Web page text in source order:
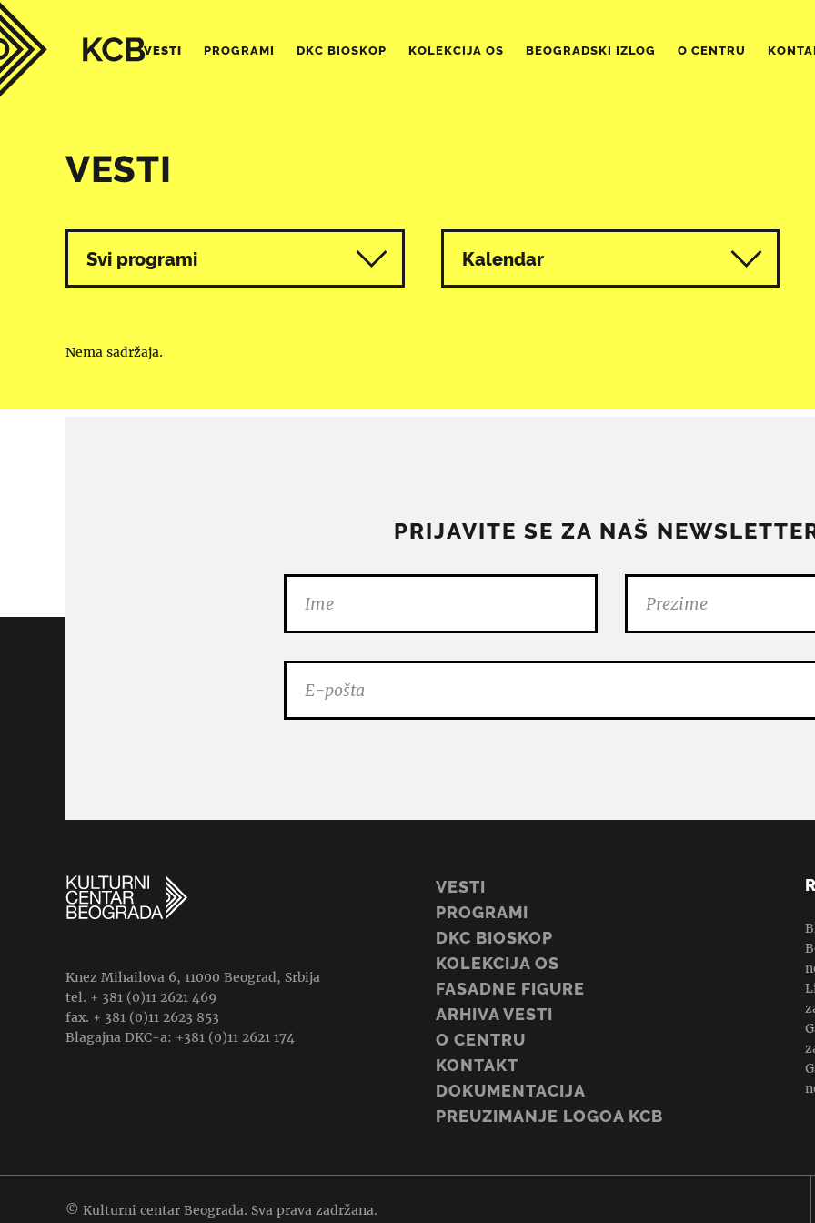
VESTI PROGRAMI DKC BIOSKOP KOLEKCIJA OS BEOGRADSKI IZLOG O CENTRU
VESTI
Svi programi Kalendar
Nema sadržaja.
PRIJAVITE SE ZA NAŠ
Knez Mihailova 6, 11000 Beograd, Srbija
tel. + 381 (0)11 2621 469
fax. + 381 (0)11 2623 853
Blagajna DKC-a: +381 (0)11 2621 174
VESTI
PROGRAMI
DKC BIOSKOP
KOLEKCIJA OS
FASADNE FIGURE
ARHIVA VESTI
O CENTRU
KONTAKT
DOKUMENTACIJA
PREUZIMANJE LOGOA KCB
© Kulturni centar Beograda. Sva prava zadržana.